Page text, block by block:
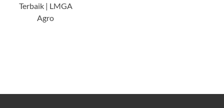
Terbaik | LMGA
Agro